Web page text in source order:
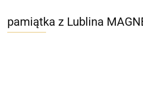
pamiątka z Lublina